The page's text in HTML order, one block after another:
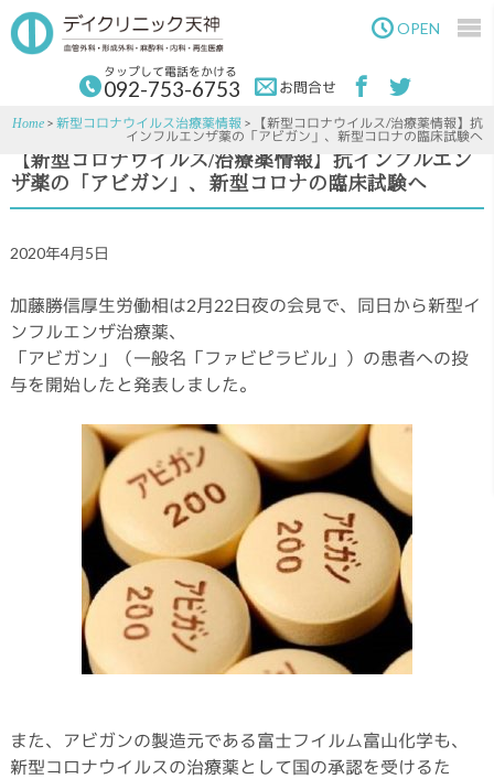
to
main
content
to
primary
sidebar
タップして電話をかける
092-753-6753 お問合せ
OPEN
Home > 新型コロナウイルス治療薬情報 > 【新型コロナウイルス/治療薬情報】抗
インフルエンザ薬の「アビガン」、新型コロナの臨床試験へ
【新型コロナウイルス/治療薬情報】抗インフルエン
ザ薬の「アビガン」、新型コロナの臨床試験へ
2020年4月5日
加藤勝信厚生労働相は2月22日夜の会見で、同日から新型イ
ンフルエンザ治療薬、
「アビガン」（一般名「ファビピラビル」）の患者への投
与を開始したと発表しました。
また、アビガンの製造元である富士フイルム富山化学も、
新型コロナウイルスの治療薬として国の承認を受けるた